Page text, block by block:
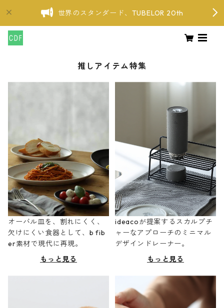
世界のスタンダード、TUBELOR 20th
推しアイテム特集
オーバル皿を、割れにくく、
欠けにくい食器として、b fib
er素材で現代に再現。
もっと見る
ideacoが提案するスカルプチ
ャーなアプローチのミニマル
デザインドレーナー。
もっと見る